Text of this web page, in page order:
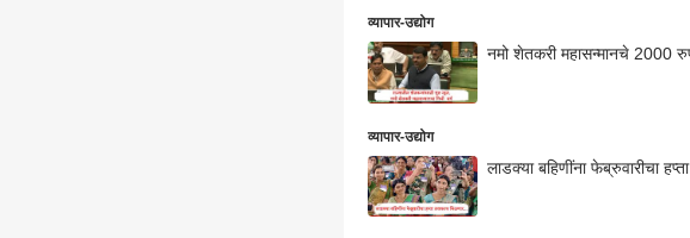
व्यापार-उद्योग
नमो शेतकरी महासन्मानचे 2000
व्यापार-उद्योग
लाडक्या बहिणींना फेब्रुवारीचा